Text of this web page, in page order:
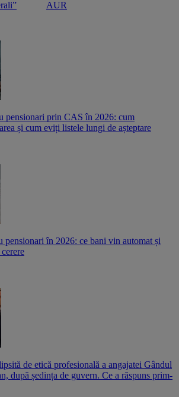
AUR
pensionari prin CAS în 2026: cum
și cum eviți listele lungi de așteptare
pensionari în 2026: ce bani vin automat și
de etică profesională a angajatei Gândul
după ședința de guvern. Ce a răspuns prim-